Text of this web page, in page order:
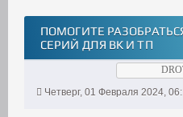
ПОМОГИТЕ
СЕРИЙ ДЛЯ ВК И ТП
Четверг, 01 Февраля 2024,